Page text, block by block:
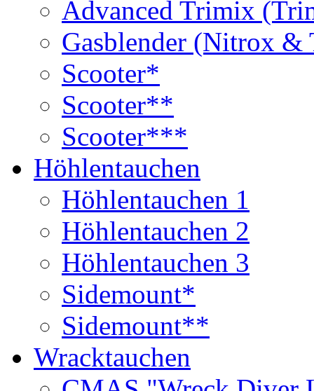
Advanced Trimix
Gasblender (Nitrox
Scooter*
Scooter**
Scooter***
Höhlentauchen
Höhlentauchen 1
Höhlentauchen 2
Höhlentauchen 3
Sidemount*
Sidemount**
Wracktauchen